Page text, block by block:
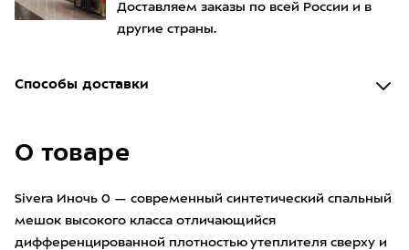
Доставляем заказы по всей России и в
другие страны.
Способы доставки
О товаре
Sivera Иночь 0 — cовременный синтетический спальный
мешок высокого класса отличающийся
дифференцированной плотностью утеплителя сверху и